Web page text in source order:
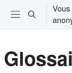
Passer au contenu
Ouvrir le menu
Activer/